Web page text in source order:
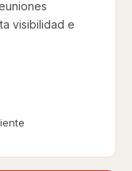
visibilidad e